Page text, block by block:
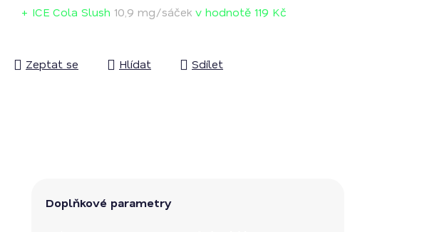
+ ICE Cola Slush 10,9 mg/sáček v hodnotě 119 Kč
Zeptat se Hlídat Sdílet
Doplňkové parametry